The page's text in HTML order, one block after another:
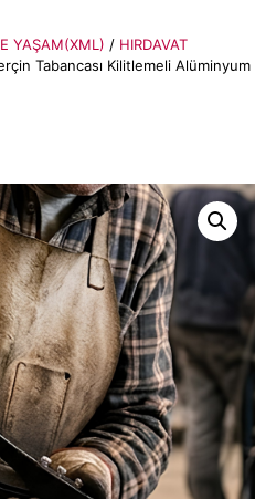
YAŞAM(XML) / HIRDAVAT
Tabancası Kilitlemeli Alüminyum